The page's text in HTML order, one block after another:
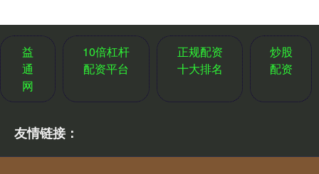
益
通
网
10倍杠杆
配资平台
正规配资
十大排名
炒股
配资
友情链接：